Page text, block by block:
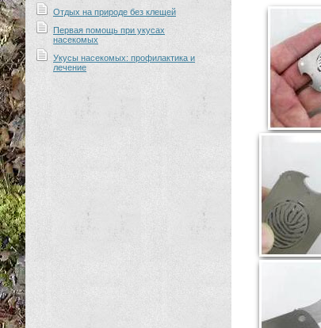
Отдых на природе без клещей
Первая помощь при укусах
насекомых
Укусы насекомых: профилактика и
лечение